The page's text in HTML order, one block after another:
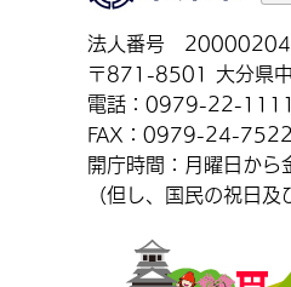
法人番号
〒871-8501 大分県
電話：0979-22-1111
FAX：0979-24-7522
開庁時間：月曜日か
（但し、国民の祝日